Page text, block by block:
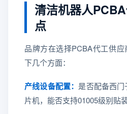
清洁机器人
点
品牌方在选择PCBA代工供
下几个方面：
产线设备配置： 是否配备西
片机，能否支持01005级别贴